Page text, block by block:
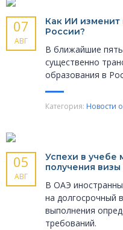
07
АВГ
Как ИИ
России?
В ближайшие пять
существенно
образования в
Категория: Новости
05
АВГ
Успехи в учебе
получения
В ОАЭ
на долгосрочный
выполнения
требований.